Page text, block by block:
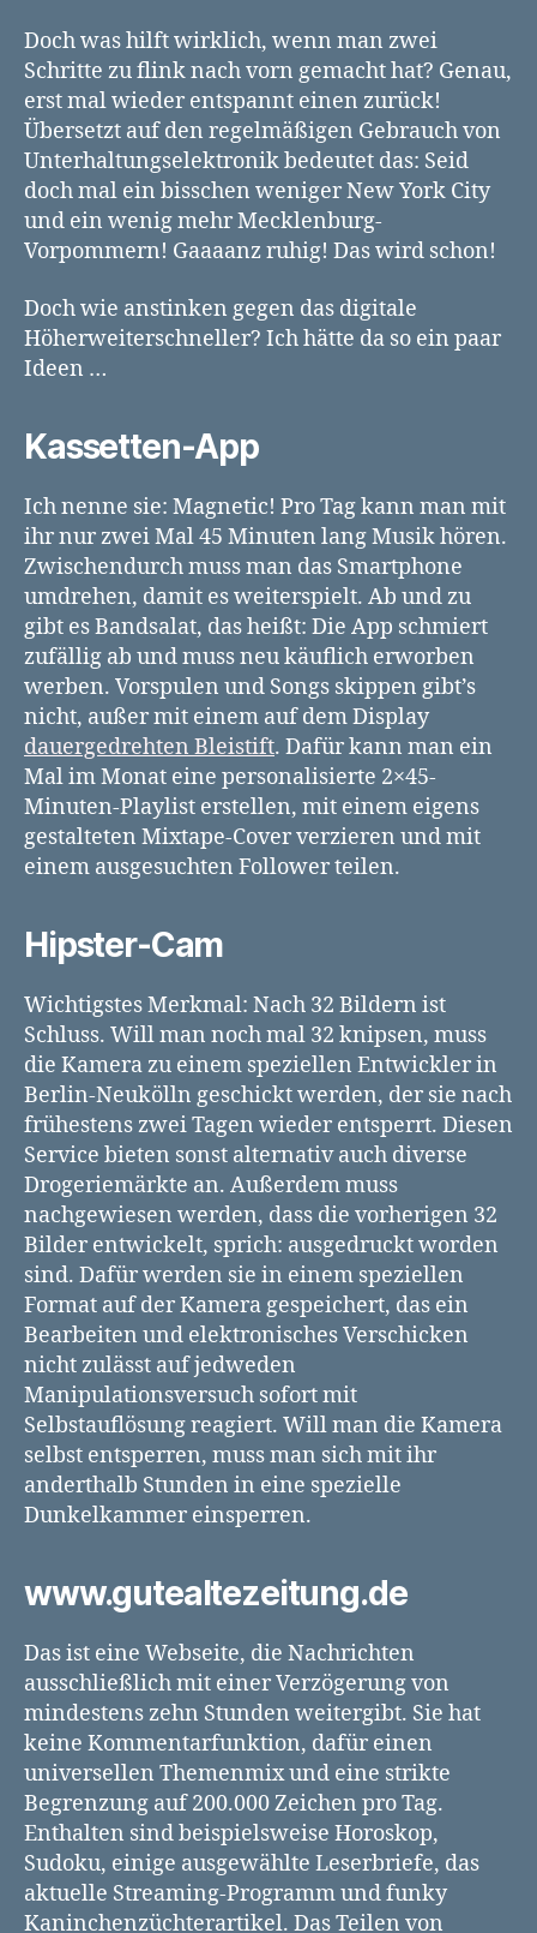
Doch was hilft wirklich, wenn man zwei
Schritte zu flink nach vorn gemacht hat? Genau,
erst mal wieder entspannt einen zurück!
Übersetzt auf den regelmäßigen Gebrauch von
Unterhaltungselektronik bedeutet das: Seid
doch mal ein bisschen weniger New York City
und ein wenig mehr Mecklenburg-
Vorpommern! Gaaaanz ruhig! Das wird schon!
Doch wie anstinken gegen das digitale
Höherweiterschneller? Ich hätte da so ein paar
Ideen …
Kassetten-App
Ich nenne sie: Magnetic! Pro Tag kann man mit
ihr nur zwei Mal 45 Minuten lang Musik hören.
Zwischendurch muss man das Smartphone
umdrehen, damit es weiterspielt. Ab und zu
gibt es Bandsalat, das heißt: Die App schmiert
zufällig ab und muss neu käuflich erworben
werben. Vorspulen und Songs skippen gibt’s
nicht, außer mit einem auf dem Display
dauergedrehten Bleistift. Dafür kann man ein
Mal im Monat eine personalisierte 2×45-
Minuten-Playlist erstellen, mit einem eigens
gestalteten Mixtape-Cover verzieren und mit
einem ausgesuchten Follower teilen.
Hipster-Cam
Wichtigstes Merkmal: Nach 32 Bildern ist
Schluss. Will man noch mal 32 knipsen, muss
die Kamera zu einem speziellen Entwickler in
Berlin-Neukölln geschickt werden, der sie nach
frühestens zwei Tagen wieder entsperrt. Diesen
Service bieten sonst alternativ auch diverse
Drogeriemärkte an. Außerdem muss
nachgewiesen werden, dass die vorherigen 32
Bilder entwickelt, sprich: ausgedruckt worden
sind. Dafür werden sie in einem speziellen
Format auf der Kamera gespeichert, das ein
Bearbeiten und elektronisches Verschicken
nicht zulässt auf jedweden
Manipulationsversuch sofort mit
Selbstauflösung reagiert. Will man die Kamera
selbst entsperren, muss man sich mit ihr
anderthalb Stunden in eine spezielle
Dunkelkammer einsperren.
www.gutealtezeitung.de
Das ist eine Webseite, die Nachrichten
ausschließlich mit einer Verzögerung von
mindestens zehn Stunden weitergibt. Sie hat
keine Kommentarfunktion, dafür einen
universellen Themenmix und eine strikte
Begrenzung auf 200.000 Zeichen pro Tag.
Enthalten sind beispielsweise Horoskop,
Sudoku, einige ausgewählte Leserbriefe, das
aktuelle Streaming-Programm und funky
Kaninchenzüchterartikel. Das Teilen von